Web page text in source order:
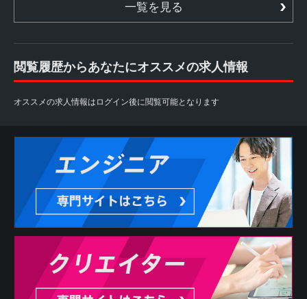
1. 利用者は、本サイトを利用することによって、本規約等
承諾しない場合には、本サイトを利用することができない
2. 利用者は、自らの意思に基づき本サービスを利用するも
のとし、本サービスの利用によって生じたいかなる事態に
ついても自ら責任を負うものとします。
また、本サービスは各パートナーから求人情報の提供を受
了している場合や掲載内容に差異がある場合もございます
ので予めご了承下さい。
3. 利用者は、本サービスの利用にあたり、当社に対しどの
ような情報を提供するかを任意に選択することができま
す。ただし、当社が必要と判断する情報が提供されない場
合には、本サービスの全部または一部を利用できない場合
があります。
第3条 反社会的勢力の排除
1. 利用者は、現在、暴力団、暴力団員、暴力団員でなくな
った時から5年を経過しない者、暴力団準構成員、暴力団関
係企業、総会屋等、社会運動等標ぼうゴロ、特殊知能暴力
一覧を見る
閲覧履歴からあなたにオススメの求人情報
オススメの求人情報はログイン後に閲覧可能となります